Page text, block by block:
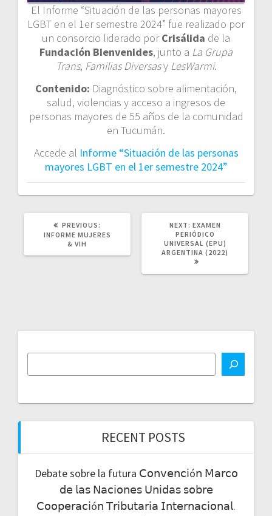
El Informe “Situación de las personas mayores
LGBT en el 1er semestre 2024” fue realizado por
un consorcio liderado porCrisálida de la
Fundación Bienvenides, junto a La Grupa
Trans, Familias Diversasy LesWarmi.
Contenido: Diagnóstico sobre alimentación,
salud, violencias y acceso a ingresos de
personas mayores de 55 años de la comunidad
en Tucumán.
Accede al Informe “Situación de las personas
mayores LGBT en el 1er semestre 2024”
PREVIOUS:
POST:
INFORME MUJERES
& VIH
NEXT: NEXT
POST:
EXAMEN
PERIÓDICO
UNIVERSAL (EPU)
ARGENTINA (2022)
RECENT POSTS
Debate sobre la futura 𝖢𝗈𝗇𝗏𝖾𝗇𝖼𝗂ó𝗇 𝖬𝖺𝗋𝖼𝗈
𝖽𝖾 𝗅𝖺𝗌 𝖭𝖺𝖼𝗂𝗈𝗇𝖾𝗌 𝖴𝗇𝗂𝖽𝖺𝗌 𝗌𝗈𝖻𝗋𝖾
𝖢𝗈𝗈𝗉𝖾𝗋𝖺𝖼𝗂ó𝗇 𝖳𝗋𝗂𝖻𝗎𝗍𝖺𝗋𝗂𝖺 𝖨𝗇𝗍𝖾𝗋𝗇𝖺𝖼𝗂𝗈𝗇𝖺𝗅.